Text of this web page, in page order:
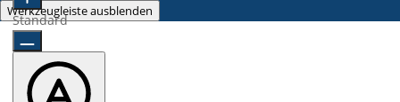
Werkzeugleiste ausblenden
Standard